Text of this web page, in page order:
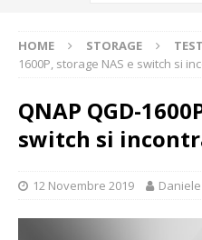
HOME STORAGE
1600P, storage NAS e switch si
QNAP QGD-
switch si
12 Novembre 2019